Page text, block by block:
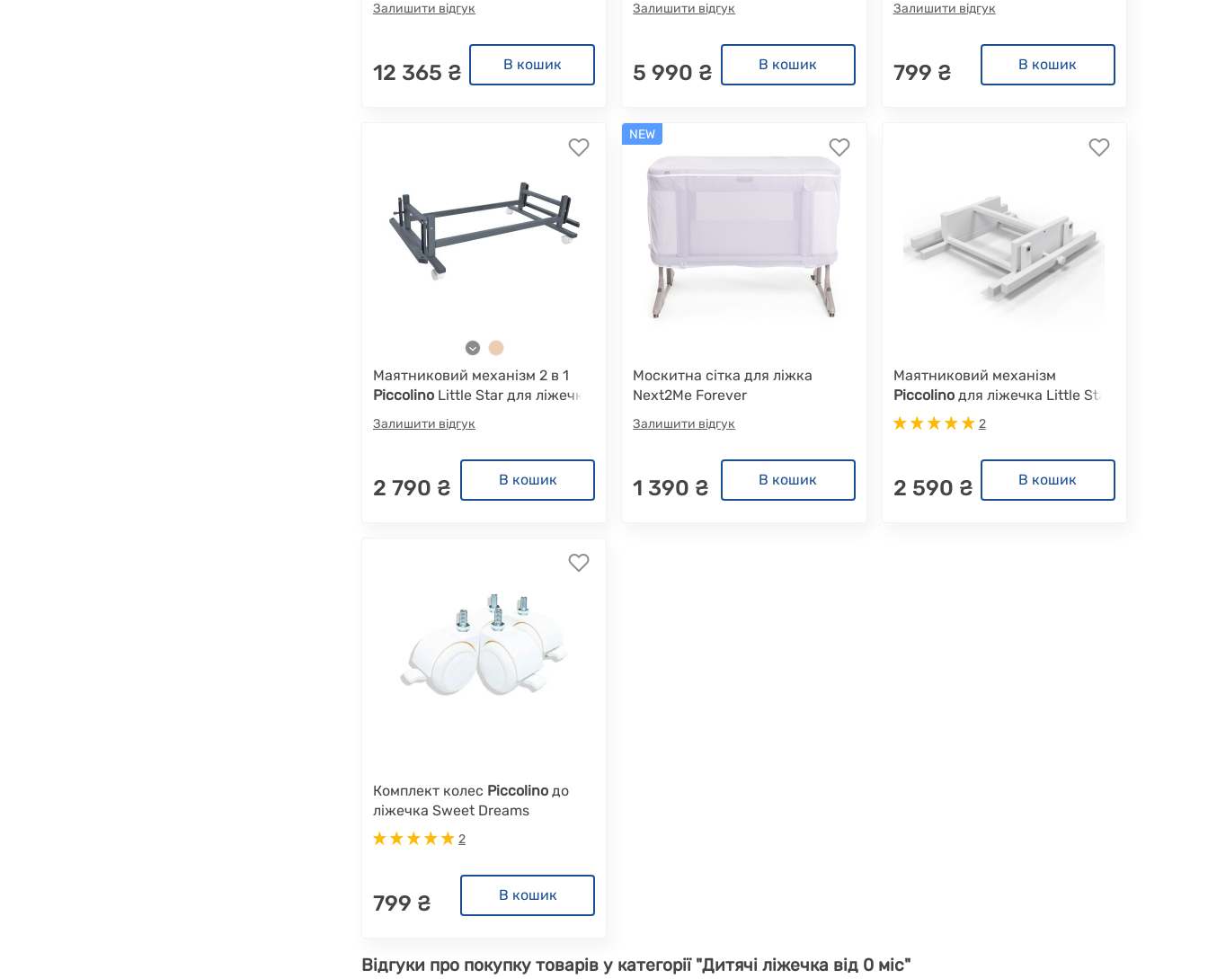
Залишити відгук
12 365 ₴ В кошик
Залишити відгук
5 990 ₴ В кошик
Залишити відгук
799 ₴ В кошик
Маятниковий механізм 2 в 1
Piccolino Little Star для ліжечка
Залишити відгук
2 790 ₴ В кошик
NEW
Москитна сітка для ліжка
Next2Me Forever
Залишити відгук
1 390 ₴ В кошик
Маятниковий механізм
Piccolinoдля ліжечка Little Star
2
2 590 ₴ В кошик
Комплект колес Piccolino до
ліжечка Sweet Dreams
2
799 ₴ В кошик
Відгуки про покупку товарів у категорії "Дитячі ліжечка від 0 міс"